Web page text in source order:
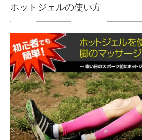
ホットジェルの使い方